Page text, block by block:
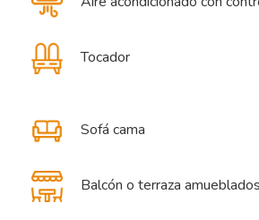
Tocador
Sofá cama
Balcón o terraza amueblados